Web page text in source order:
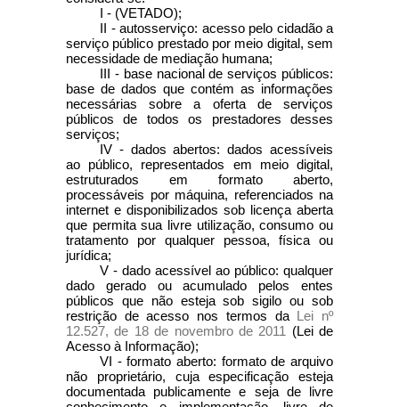
I - (VETADO);
II - autosserviço: acesso pelo cidadão a
serviço público prestado por meio digital, sem
necessidade de mediação humana;
III - base nacional de serviços públicos:
base de dados que contém as informações
necessárias sobre a oferta de serviços
públicos de todos os prestadores desses
serviços;
IV - dados abertos: dados acessíveis
ao público, representados em meio digital,
estruturados em formato aberto,
processáveis por máquina, referenciados na
internet e disponibilizados sob licença aberta
que permita sua livre utilização, consumo ou
tratamento por qualquer pessoa, física ou
jurídica;
V - dado acessível ao público: qualquer
dado gerado ou acumulado pelos entes
públicos que não esteja sob sigilo ou sob
restrição de acesso nos termos da Lei nº
12.527, de 18 de novembro de 2011 (Lei de
Acesso à Informação);
VI - formato aberto: formato de arquivo
não proprietário, cuja especificação esteja
documentada publicamente e seja de livre